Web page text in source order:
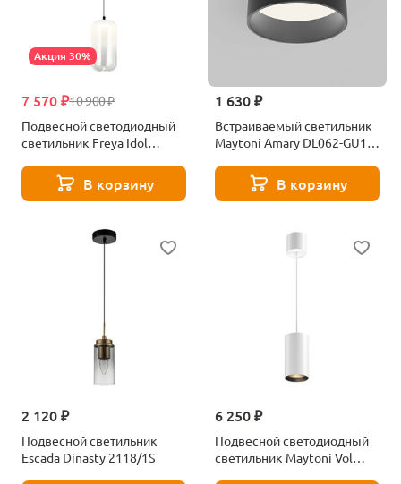
Акция 30%
10 900 ₽
7 570 ₽
Подвесной светодиодный
светильник Freya Idol
В корзину
1 630 ₽
Встраиваемый светильник
Maytoni Amary DL062-GU10-
В корзину
2 120 ₽
Подвесной светильник
Escada Dinasty 2118/1S
6 250 ₽
Подвесной светодиодный
светильник Maytoni Vol